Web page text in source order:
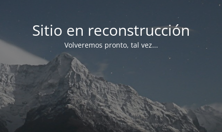
Sitio en reconstrucción
Volveremos pronto, tal vez...